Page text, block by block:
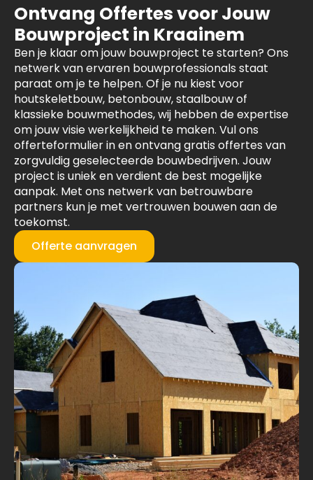
Ontvang Offertes voor Jouw
Bouwproject in Kraainem
Ben je klaar om jouw bouwproject te starten? Ons
netwerk van ervaren bouwprofessionals staat
paraat om je te helpen. Of je nu kiest voor
houtskeletbouw, betonbouw, staalbouw of
klassieke bouwmethodes, wij hebben de expertise
om jouw visie werkelijkheid te maken. Vul ons
offerteformulier in en ontvang gratis offertes van
zorgvuldig geselecteerde bouwbedrijven. Jouw
project is uniek en verdient de best mogelijke
aanpak. Met ons netwerk van betrouwbare
partners kun je met vertrouwen bouwen aan de
toekomst.
Offerte aanvragen